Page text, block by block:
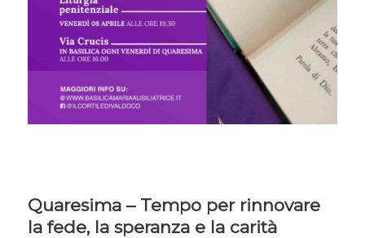
Quaresima – Tempo per rinnovare
la fede, la speranza e la carità